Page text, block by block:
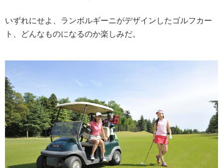
いずれにせよ、ランボルギーニがデザインしたゴルフカー
ト、どんなものになるのか楽しみだ。